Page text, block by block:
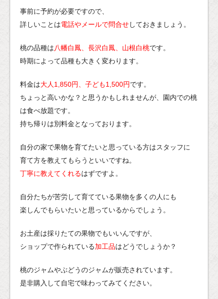
事前に予約が必要ですので、
詳しいことは電話やメールで問合せしておきましょう。
桃の品種は八幡白鳳、長沢白鳳、山根白桃です。
時期によって品種も大きく変わります。
料金は大人1,850円、子ども1,500円です。
ちょっと高いかな？と思うかもしれませんが、園内での桃
は食べ放題です。
持ち帰りは別料金となっております。
自分の家で果物を育てたいと思っている方はスタッフに
育て方を教えてもらうといいですね。
丁寧に教えてくれるはずですよ。
自分たちが苦労して育てている果物を多くの人にも
楽しんでもらいたいと思っているからでしょう。
お土産は採りたての果物でもいいんですが、
ショップで作られている加工品はどうでしょうか？
桃のジャムやぶどうのジャムが販売されています。
是非購入して自宅で味わってみてください。